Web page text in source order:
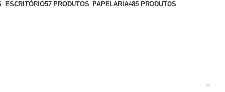
ESCRITÓRIO57 PRODUTOS PAPELARIA485 PRODUTOS